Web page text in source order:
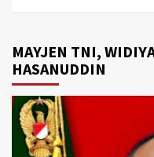
MAYJEN TNI,
HASANUDDIN